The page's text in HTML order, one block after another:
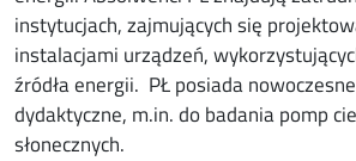
instytucjach, zajmujących się
instalacjami urządzeń,
źródła energii. PŁ posiada
dydaktyczne, m.in. do badania pomp
słonecznych.